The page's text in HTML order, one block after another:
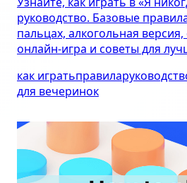
руководство. Базовые
пальцах, алкогольная
онлайн-игра и советы для
как игратьправила
для вечеринок